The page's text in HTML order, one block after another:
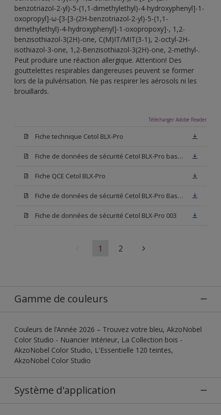
benzotriazol-2-yl)-5-(1,1-dimethylethyl)-4-hydroxyphenyl]-1-
oxopropyl]-ω-[3-[3-(2H-benzotriazol-2-yl)-5-(1,1-
dimethylethyl)-4-hydroxyphenyl]-1-oxopropoxy]-, 1,2-
benzisothiazol-3(2H)-one, C(M)IT/MIT(3-1), 2-octyl-2H-
isothiazol-3-one, 1,2-Benzisothiazol-3(2H)-one, 2-methyl-.
Peut produire une réaction allergique. Attention! Des
gouttelettes respirables dangereuses peuvent se former
lors de la pulvérisation. Ne pas respirer les aérosols ni les
brouillards.
Télécharger Adobe Reader
Fiche technique Cetol BLX-Pro
Fiche de données de sécurité Cetol BLX-Pro base TC
Fiche QCE Cetol BLX-Pro
Fiche de données de sécurité Cetol BLX-Pro Base TU
Fiche de données de sécurité Cetol BLX-Pro 003
1 2
Gamme de couleurs
Couleurs de l’Année 2026 – Trouvez votre bleu, AkzoNobel
Color Studio - Nuancier Intérieur, La Collection bois -
AkzoNobel Color Studio, L'Essentielle 120 teintes,
AkzoNobel Color Studio
Système d'application